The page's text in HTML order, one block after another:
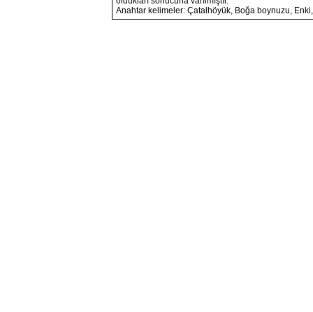
Anahtar kelimeler: Çatalhöyük, Boğa boynuzu,